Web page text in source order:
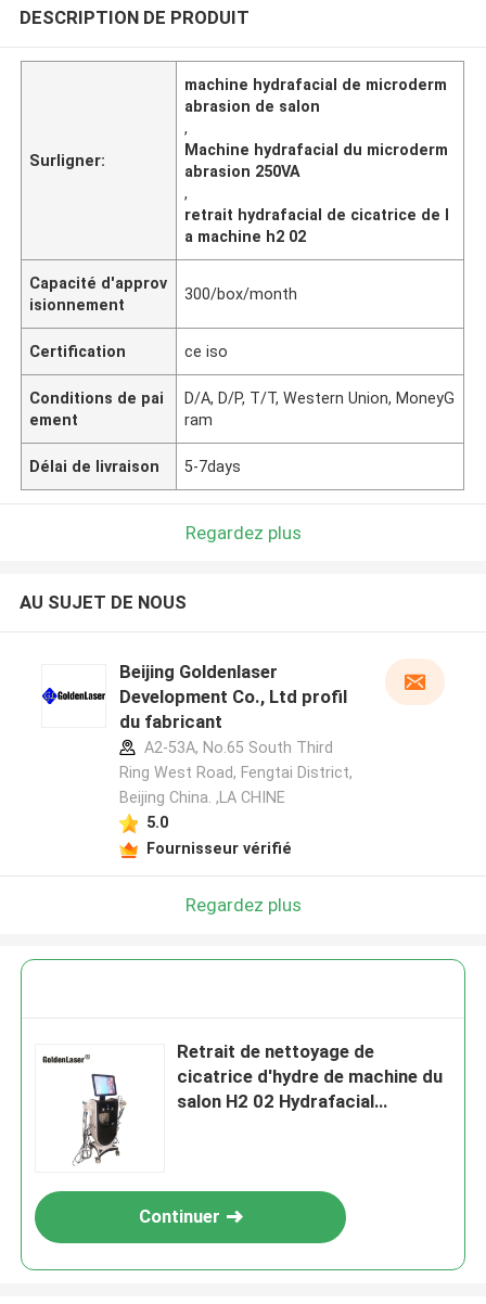
DESCRIPTION DE PRODUIT
Surligner:
machine hydrafacial de microderm
abrasion de salon
,
Machine hydrafacial du microderm
abrasion 250VA
,
retrait hydrafacial de cicatrice de l
a machine h2 02
Capacité d'approv
isionnement
300/box/month
Certification ce iso
Conditions de pai
ement
D/A, D/P, T/T, Western Union, MoneyG
ram
Délai de livraison 5-7days
Regardez plus
AU SUJET DE NOUS
Beijing Goldenlaser
Development Co., Ltd profil
du fabricant
A2-53A, No.65 South Third
Ring West Road, Fengtai District,
Beijing China. ,LA CHINE
5.0
Fournisseur vérifié
Regardez plus
Retrait de nettoyage de
cicatrice d'hydre de machine du
salon H2 02 Hydrafacial
Continuer